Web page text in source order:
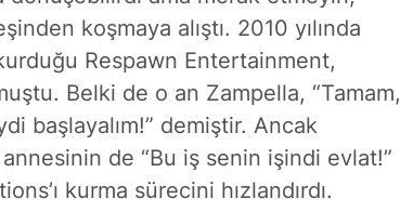
koşmaya alıştı. 2010 yılında
Respawn Entertainment,
Belki de o an Zampella, “Tamam,
başlayalım!” demiştir. Ancak
annesinin de “Bu iş senin işindi evlat!”
kurma sürecini hızlandırdı.